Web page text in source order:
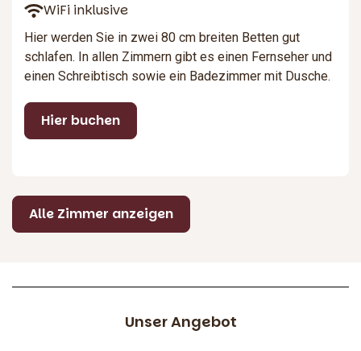
WiFi inklusive
Hier werden Sie in zwei 80 cm breiten Betten gut
schlafen. In allen Zimmern gibt es einen Fernseher und
einen Schreibtisch sowie ein Badezimmer mit Dusche.
Hier buchen
Alle Zimmer anzeigen
Unser Angebot